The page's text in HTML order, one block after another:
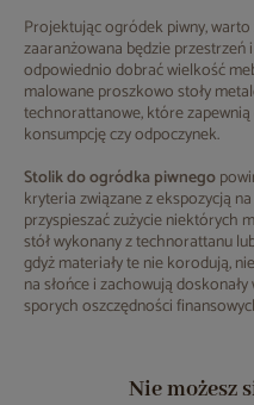
Projektując ogródek piwny,
zaaranżowana będzie
odpowiednio dobrać wielkość
malowane proszkowo stoły
technorattanowe, które
konsumpcję czy odpoczynek.
Stolik do ogródka piwnego
kryteria związane z ekspozycją
przyspieszać zużycie niektórych
stół wykonany z technorattanu
gdyż materiały te nie korodują,
na słońce i zachowują
sporych oszczędności
Nie możesz